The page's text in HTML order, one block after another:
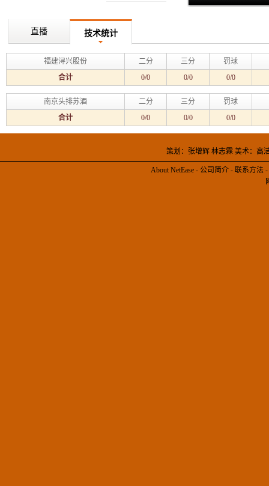
直播 技术统计
福建浔兴股份 二分 三分
罚球
合计
0/0 0/0 0/0
南京头排苏酒 二分 三分
罚球
合计
0/0 0/0 0/0
策划：张增辉 林志霖 美术：
About NetEase - 公司简介 - 联系方法 -